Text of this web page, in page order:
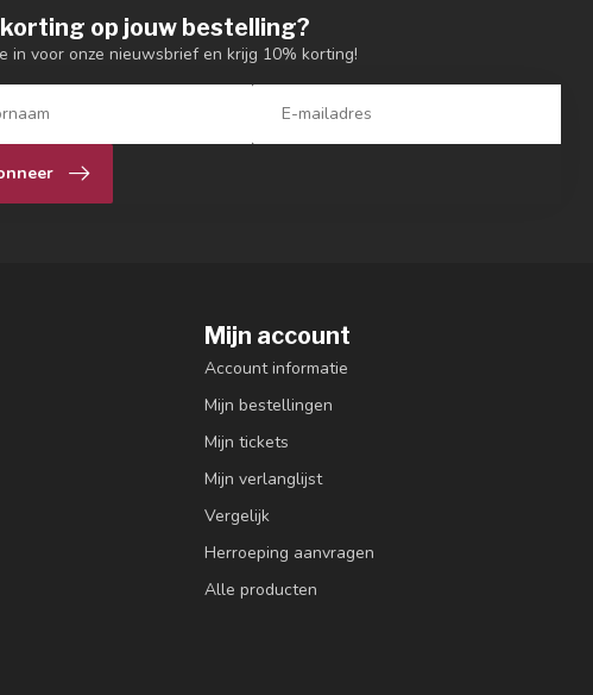
op jouw bestelling?
in voor onze nieuwsbrief en krijg 10% korting!
Mijn account
Account informatie
Mijn bestellingen
Mijn tickets
Mijn verlanglijst
Vergelijk
Herroeping aanvragen
Alle producten